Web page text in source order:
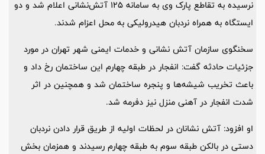
نرسیده به تقاطع پارک وی به سامانه 125 آتش‌نشانی اعلام شد و دو
ایستگاه به همراه نردبان هیدرولیکی به محل اعزام شدند.
سخنگوی سازمان آتش نشانی و خدمات ایمنی شهر تهران در مورد
جزئیات حادثه گفت: انفجار در طبقه چهارم این ساختمان رخ داد و
باعث تخریب شیشه‌ها و پنجره ساختمان شد و همچنین در اثر
شدت انفجار در آهنی منزل نیز دفرمه شد.
او افزود: آتش نشانان در لحظات اولیه از طریق قرار دادن نردبان
دستی در بالکن طبقه سوم به طبقه چهارم رسیدند و همزمان بخش